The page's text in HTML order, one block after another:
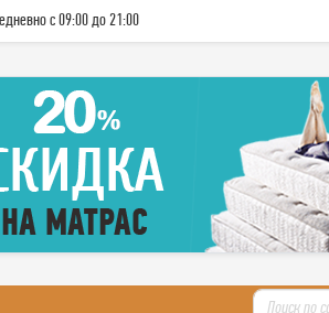
с 09:00 до 21:00